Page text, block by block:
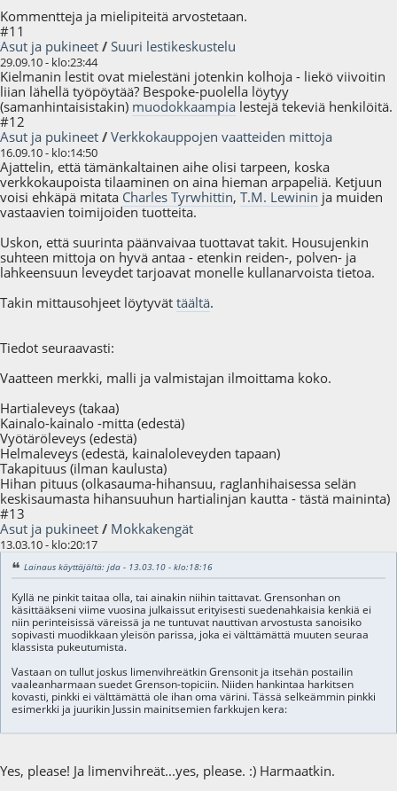
Kommentteja ja mielipiteitä arvostetaan.
#11
Asut ja pukineet / Suuri lestikeskustelu
29.09.10 - klo:23:44
Kielmanin lestit ovat mielestäni jotenkin kolhoja - liekö viivoitin
liian lähellä työpöytää? Bespoke-puolella löytyy
(samanhintaisistakin) muodokkaampia lestejä tekeviä henkilöitä.
#12
Asut ja pukineet / Verkkokauppojen vaatteiden mittoja
16.09.10 - klo:14:50
Ajattelin, että tämänkaltainen aihe olisi tarpeen, koska
verkkokaupoista tilaaminen on aina hieman arpapeliä. Ketjuun
voisi ehkäpä mitata Charles Tyrwhittin, T.M. Lewinin ja muiden
vastaavien toimijoiden tuotteita.
Uskon, että suurinta päänvaivaa tuottavat takit. Housujenkin
suhteen mittoja on hyvä antaa - etenkin reiden-, polven- ja
lahkeensuun leveydet tarjoavat monelle kullanarvoista tietoa.
Takin mittausohjeet löytyvät täältä.
Tiedot seuraavasti:
Vaatteen merkki, malli ja valmistajan ilmoittama koko.
Hartialeveys (takaa)
Kainalo-kainalo -mitta (edestä)
Vyötäröleveys (edestä)
Helmaleveys (edestä, kainaloleveyden tapaan)
Takapituus (ilman kaulusta)
Hihan pituus (olkasauma-hihansuu, raglanhihaisessa selän
keskisaumasta hihansuuhun hartialinjan kautta - tästä maininta)
#13
Asut ja pukineet / Mokkakengät
13.03.10 - klo:20:17
Lainaus käyttäjältä: jda - 13.03.10 - klo:18:16
Kyllä ne pinkit taitaa olla, tai ainakin niihin taittavat. Grensonhan on
käsittääkseni viime vuosina julkaissut erityisesti suedenahkaisia kenkiä ei
niin perinteisissä väreissä ja ne tuntuvat nauttivan arvostusta sanoisiko
sopivasti muodikkaan yleisön parissa, joka ei välttämättä muuten seuraa
klassista pukeutumista.
Vastaan on tullut joskus limenvihreätkin Grensonit ja itsehän postailin
vaaleanharmaan suedet Grenson-topiciin. Niiden hankintaa harkitsen
kovasti, pinkki ei välttämättä ole ihan oma värini. Tässä selkeämmin pinkki
esimerkki ja juurikin Jussin mainitsemien farkkujen kera:
Yes, please! Ja limenvihreät...yes, please. :) Harmaatkin.